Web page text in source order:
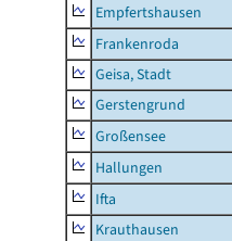
Empfertshausen
Frankenroda
Geisa, Stadt
Gerstengrund
Großensee
Hallungen
Ifta
Krauthausen